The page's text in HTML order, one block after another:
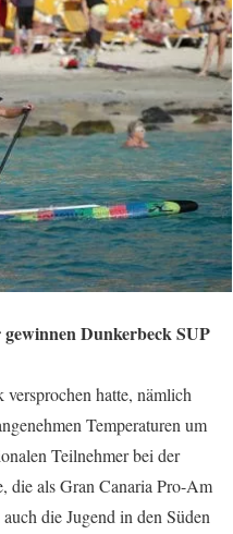
Dunkerbeck SUP
hatte, nämlich
Temperaturen um
Teilnehmer bei der
die als Gran Canaria Pro-Am
die Jugend in den Süden